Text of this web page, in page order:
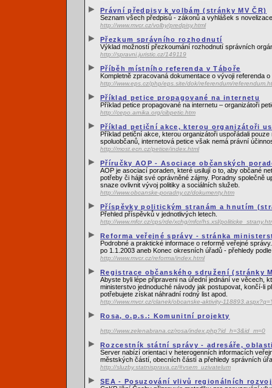
Právní předpisy k volbám (stránky MV ČR)
Seznam všech předpisů - zákonů a vyhlášek s
http://www.mvcr.cz/volby/predpisy.html
Přezkum správního rozhodnutí
Výklad možností přezkoumání rozhodnutí správních
http://spravni.juristic.cz/149119
Příběh místního referenda v Táboře
Kompletně zpracovaná dokumentace o vývoji referenda
http://www.eps.cz/php/eps.site/dok/referendum/
Příklad petice propagované na internetu
Příklad petice propagované na internetu – organizátoři
http://cepo.arnika.org/cibpetic.htm
Příklad petiční akce, kterou organizátoři
Příklad petiční akce, kterou organizátoři uspořádali
spoluobčanů, internetová petice však nemá právní
http://most.ecn.cz/petice/index.html
Příručky AOP - Asociace občanských
AOP je asociací poraden, které usilují o to, aby občané
potřeby či hájit své oprávněné zájmy. Poradny společně
snaze ovlivnit vývoj politiky a sociálních služeb.
http://www.obcanske-poradny.cz/dokumenty.htm
Příspěvky politickým stranám a hnutím
Přehled příspěvků v jednotlivých letech.
http://www.mfcr.cz/cps/rde/xchg/mfcr/hs.xsl/
Reforma veřejné správy - stránka
Podrobné a praktické informace o reformě veřejné
po 1.1.2003 aneb Konec okresních úřadů - přehledy
http://www.mvcr.cz/reforma/index.html
Registrace občanského sdružení (stránky
Abyste byli lépe připraveni na úřední jednání ve věcech,
ministerstvo jednoduché návody jak postupovat, končí-li
potřebujete získat náhradní rodný list apod.
http://www.mvcr.cz/clanek/obcanske-aktivity-
Rosa, o.p.s.: Komunitní projekty
http://www.zelenabrana.cz/rosa/index.php?id_h=3&id_m=0
Rozcestník státní správy - adresáře,
Server nabízí orientaci v heterogenních informacích
městských částí, obecních částí a přehledy správních
http://sluzby.statnisprava.cz/#vsem_uzivatelum
SEA - Posuzování vlivů regionálních